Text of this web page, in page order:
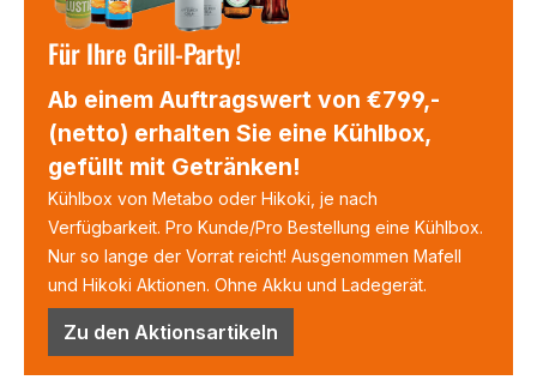
Für Ihre Grill-Party!
Ab einem Auftragswert von €799,-
(netto) erhalten Sie eine Kühlbox,
gefüllt mit Getränken!
Kühlbox von Metabo oder Hikoki, je nach
Verfügbarkeit. Pro Kunde/Pro Bestellung eine Kühlbox.
Nur so lange der Vorrat reicht! Ausgenommen Mafell
und Hikoki Aktionen. Ohne Akku und Ladegerät.
Zu den Aktionsartikeln